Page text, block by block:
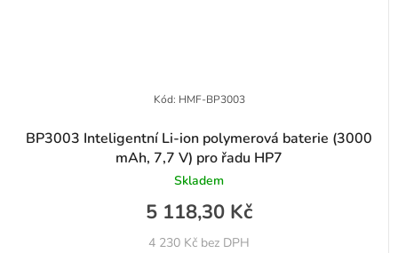
BP3003 Inteligentní Li-ion polymerová baterie (3000
mAh, 7,7 V) pro řadu HP7
Skladem
4 230 Kč bez DPH
5 118,30 Kč
Kód: HMF-BP3003